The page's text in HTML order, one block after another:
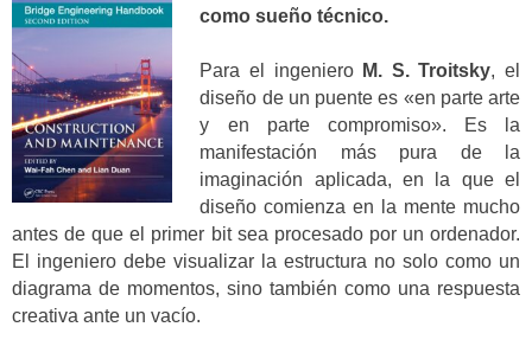
como sueño técnico.
Para el ingeniero M. S. Troitsky, el
diseño de un puente es «en parte arte
y en parte compromiso». Es la
manifestación más pura de la
imaginación aplicada, en la que el
diseño comienza en la mente mucho
antes de que el primer bit sea procesado por un ordenador.
El ingeniero debe visualizar la estructura no solo como un
diagrama de momentos, sino también como una respuesta
creativa ante un vacío.